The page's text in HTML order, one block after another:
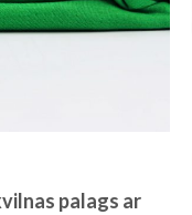
palags ar